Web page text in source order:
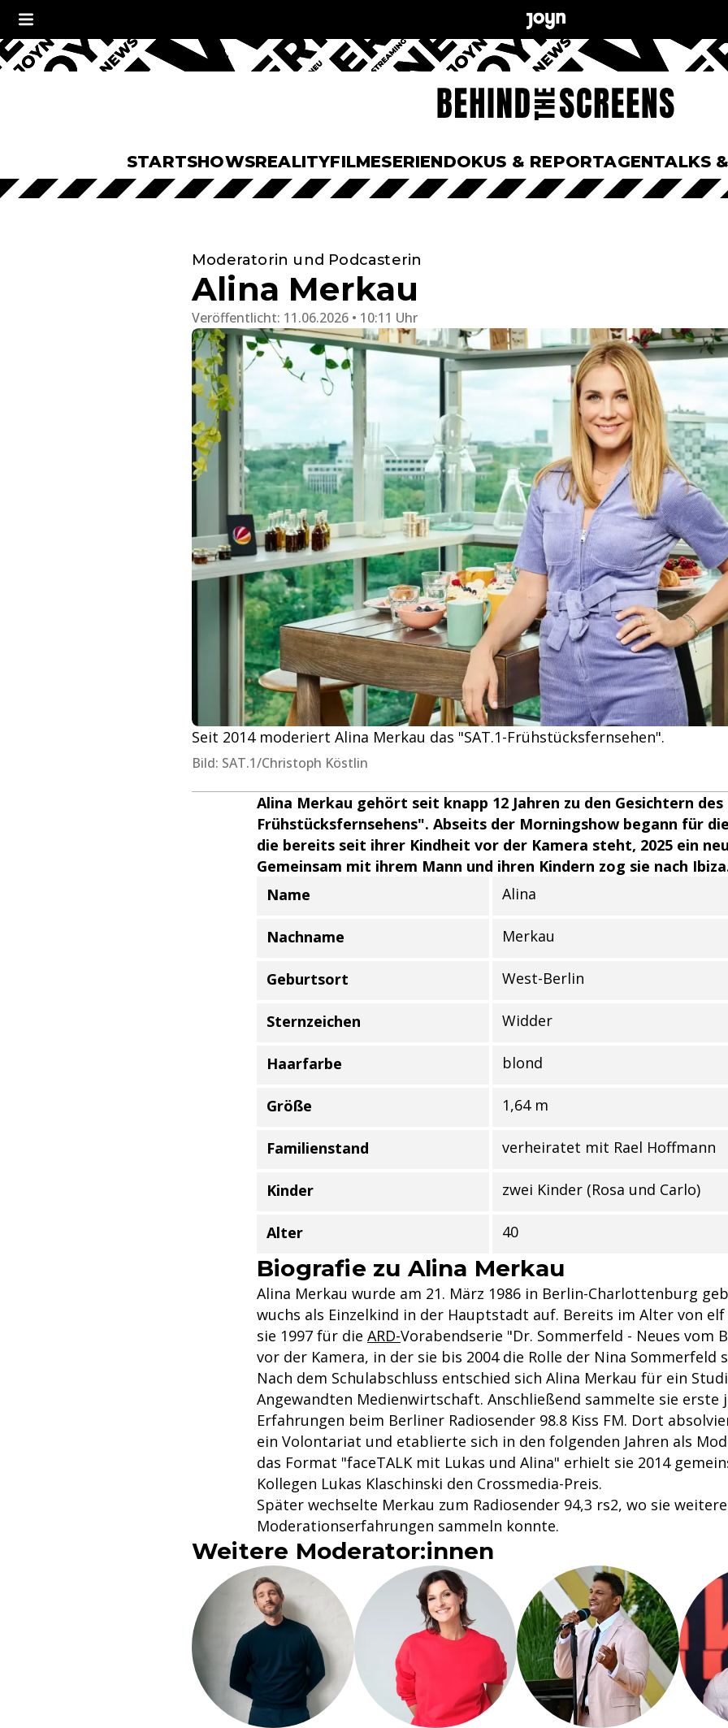
STARTSHOWSREALITYFILMESERIENDOKUS & REPORTAGENTALKS
Moderatorin und Podcasterin
Alina Merkau
Veröffentlicht: 11.06.2026 • 10:11 Uhr
Seit 2014 moderiert Alina Merkau das "SAT.1-Frühstücksfernsehen".
Bild: SAT.1/Christoph Köstlin
Alina Merkau gehört seit knapp 12 Jahren zu den Gesichtern des
Frühstücksfernsehens". Abseits der Morningshow begann für
die bereits seit ihrer Kindheit vor der Kamera steht, 2025 ein
Gemeinsam mit ihrem Mann und ihren Kindern zog sie nach
Informationen zur Person
Name
Nachname
Geburtsort
Sternzeichen
Haarfarbe
Größe
Familienstand
Kinder
Alter
Alina
Merkau
West-Berlin
Widder
blond
1,64 m
verheiratet mit Rael Hoffmann
zwei Kinder (Rosa und Carlo)
40
Biografie zu Alina Merkau
Alina Merkau wurde am 21. März 1986 in Berlin-Charlottenburg
wuchs als Einzelkind in der Hauptstadt auf. Bereits im Alter von elf
sie 1997 für die ARD-Vorabendserie "Dr. Sommerfeld - Neues vom
vor der Kamera, in der sie bis 2004 die Rolle der Nina Sommerfeld
Nach dem Schulabschluss entschied sich Alina Merkau für ein
Angewandten Medienwirtschaft. Anschließend sammelte sie erste
Erfahrungen beim Berliner Radiosender 98.8 Kiss FM. Dort
ein Volontariat und etablierte sich in den folgenden Jahren als
das Format "faceTALK mit Lukas und Alina" erhielt sie 2014
Kollegen Lukas Klaschinski den Crossmedia-Preis.
Später wechselte Merkau zum Radiosender 94,3 rs2, wo sie weitere
Moderationserfahrungen sammeln konnte.
Weitere Moderator:innen